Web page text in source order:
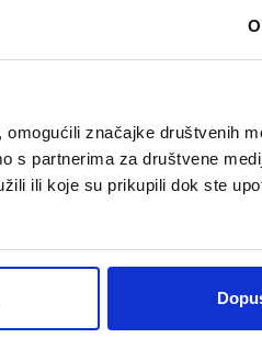
značajke društvenih
s partnerima za društvene
ili koje su prikupili dok ste
SOCIJALNU